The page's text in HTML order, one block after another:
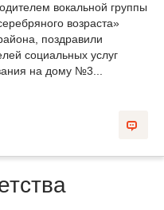
вокальной группы
возраста»
поздравили
социальных услуг
на дому №3...